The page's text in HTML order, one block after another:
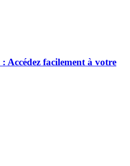
Accédez facilement à votre